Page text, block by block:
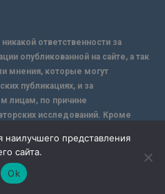
ответственности за
опубликованной на сайте, а так
мнения, которые могут
публикациях, и за
лицам, по причине
исследований. Кроме
не несет ответственности за
интернет.
представления
сайта.
Ok